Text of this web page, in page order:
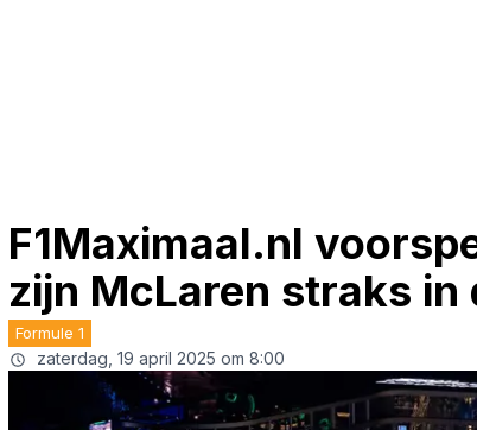
F1Maximaal.nl
zijn McLaren straks
Formule 1
zaterdag, 19 april 2025 om 8:00